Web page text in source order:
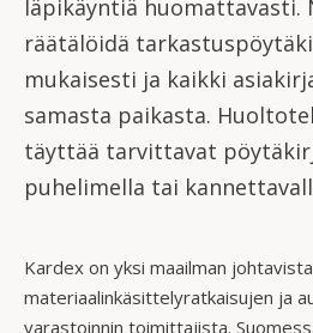
läpikäyntiä huomattavasti.
räätälöidä
mukaisesti ja kaikki
samasta paikasta.
täyttää tarvittavat
puhelimella tai
Kardex on yksi maailman johtavista
materiaalinkäsittelyratkaisujen ja
varastoinnin toimittajista.